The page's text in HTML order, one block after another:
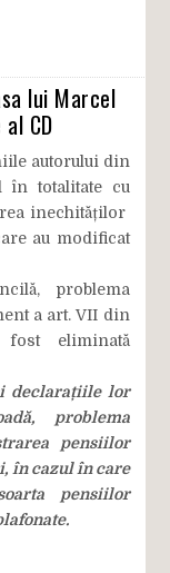
lui Marcel
CD
autorului din
în totalitate cu
inechităților
au modificat
problema
a art. VII din
eliminată
declarațiile lor
problema
pensiilor
în cazul în care
pensiilor